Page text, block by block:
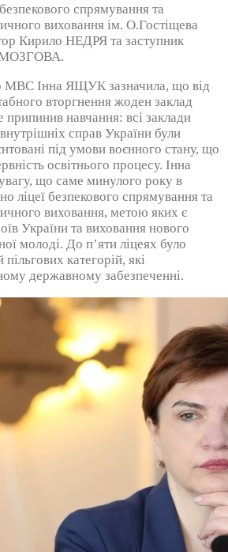
спрямування та
виховання ім. О.Гостіщева
Кирило НЕДРЯ та заступник
МОЗГОВА.
МВС Інна ЯЩУК зазначила, що від
вторгнення жоден заклад
навчання: всі заклади
справ України були
під умови воєнного стану, що
освітнього процесу. Інна
що саме минулого року в
ліцеї безпекового спрямування та
виховання, метою яких є
України та виховання нового
молоді. До п’яти ліцеях було
категорій, які
державному забезпеченні.